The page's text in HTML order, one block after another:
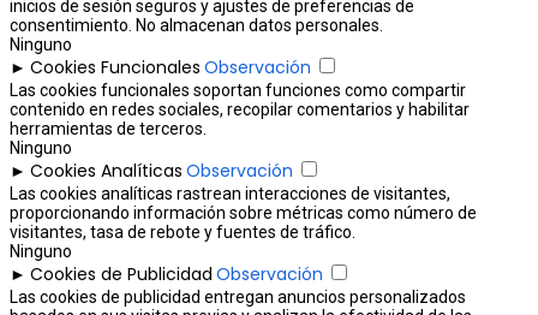
inicios de sesión seguros y ajustes de preferencias de
consentimiento. No almacenan datos personales.
Ninguno
► Cookies Funcionales Observación
Las cookies funcionales soportan funciones como compartir
contenido en redes sociales, recopilar comentarios y habilitar
herramientas de terceros.
Ninguno
► Cookies Analíticas Observación
Las cookies analíticas rastrean interacciones de visitantes,
proporcionando información sobre métricas como número de
visitantes, tasa de rebote y fuentes de tráfico.
Ninguno
► Cookies de Publicidad Observación
Las cookies de publicidad entregan anuncios personalizados